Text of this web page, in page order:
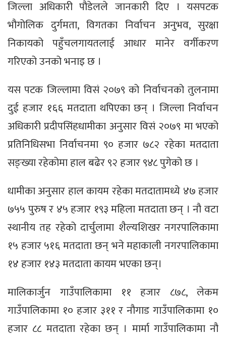
जिल्ला अधिकारी पौडेलले जानकारी दिए । यसपटक
भौगोलिक दुर्गमता, विगतका निर्वाचन अनुभव, सुरक्षा
निकायको पहुँचलगायतलाई आधार मानेर वर्गीकरण
गरिएको उनको भनाइ छ ।
यस पटक जिल्लामा विसं २०७९ को निर्वाचनको तुलनामा
दुई हजार १६६ मतदाता थपिएका छन् । जिल्ला निर्वाचन
अधिकारी प्रदीपसिंहधामीका अनुसार विसं २०७९ मा भएको
प्रतिनिधिसभा निर्वाचनमा ९० हजार ७८२ रहेका मतदाता
सङ्ख्या रहेकोमा हाल बढेर ९२ हजार ९४८ पुगेको छ ।
धामीका अनुसार हाल कायम रहेका मतदातामध्ये ४७ हजार
७५५ पुरुष र ४५ हजार १९३ महिला मतदाता छन् । नौ वटा
स्थानीय तह रहेको दार्चुलामा शैल्यशिखर नगरपालिकामा
१५ हजार ५१६ मतदाता छन् भने महाकाली नगरपालिकामा
१४ हजार १४३ मतदाता कायम भएका छन्।
मालिकार्जुन गाउँपालिकामा ११ हजार ८७८, लेकम
गाउँपालिकामा १० हजार ३११ र नौगाड गाउँपालिकामा १०
हजार ८८ मतदाता रहेका छन् । मार्मा गाउँपालिकामा नौ